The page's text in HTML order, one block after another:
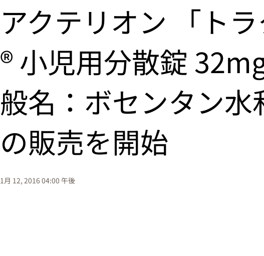
アクテリオン 「ト
® 小児用分散錠
般名：ボセンタン水
の販売を開始
1月 12, 2016 04:00 午後